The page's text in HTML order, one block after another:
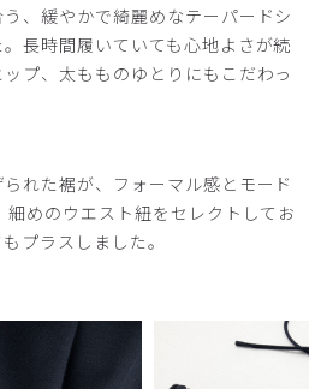
、緩やかで綺麗めなテーパードシ
長時間履いていても心地よさが続
プ、太もものゆとりにもこだわっ
れた裾が、フォーマル感とモード
めのウエスト紐をセレクトしてお
プラスしました。